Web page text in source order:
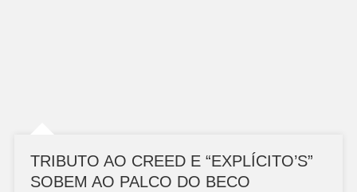
TRIBUTO AO CREED E “EXPLÍCITO’S”
SOBEM AO PALCO DO BECO